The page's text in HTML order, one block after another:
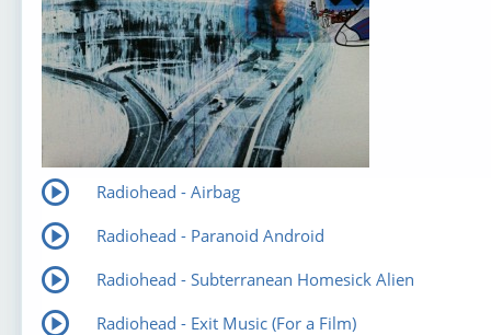
Radiohead - Airbag
Radiohead - Paranoid Android
Radiohead - Subterranean Homesick Alien
Radiohead - Exit Music (For a Film)